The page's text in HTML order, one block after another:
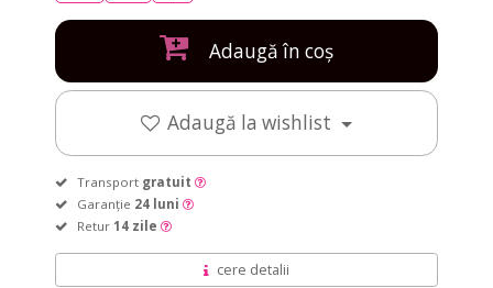
Adaugă în coș
Adaugă la wishlist
Transport gratuit
Garanție 24 luni
Retur 14 zile
cere detalii